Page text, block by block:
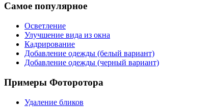
Самое популярное
Осветление
Улучшение вида из окна
Кадрирование
Добавление одежды (белый вариант)
Добавление одежды (черный вариант)
Примеры Фоторотора
Удаление бликов